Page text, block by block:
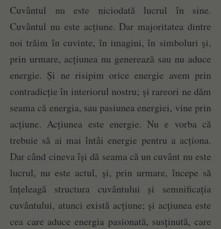
Cuvântul nu este niciodată lucrul în sine.
Cuvântul nu este acțiune. Dar majoritatea dintre
noi trăim în cuvinte, în imagini, în simboluri și,
prin urmare, acțiunea nu generează sau nu aduce
energie. Și ne risipim orice energie avem prin
contradicție în interiorul nostru; și rareori ne dăm
seama că energia, sau pasiunea energiei, vine prin
acțiune. Acțiunea este energie. Nu e vorba că
trebuie să ai mai întâi energie pentru a acționa.
Dar când cineva își dă seama că un cuvânt nu este
lucrul, nu este actul, și, prin urmare, începe să
înțeleagă structura cuvântului și semnificația
cuvântului, atunci există acțiune; și acțiunea este
cea care aduce energia pasionată, susținută, care